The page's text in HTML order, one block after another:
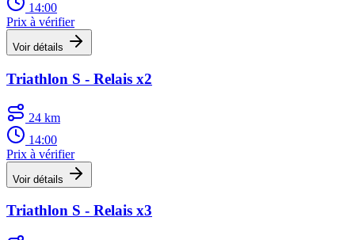
14:00
Prix à vérifier
Voir détails
Triathlon S - Relais x2
24 km
14:00
Prix à vérifier
Voir détails
Triathlon S - Relais x3